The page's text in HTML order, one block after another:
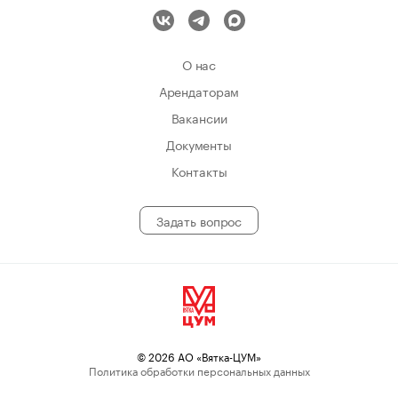
Оформление по ТК, соцпакет
Тел.: +7 (8332) 54-14-80, +7 (900) 524-99-79
О нас
Арендаторам
Вакансии
Документы
Контакты
Задать вопрос
© 2026 АО «Вятка-ЦУМ»
Политика обработки персональных данных